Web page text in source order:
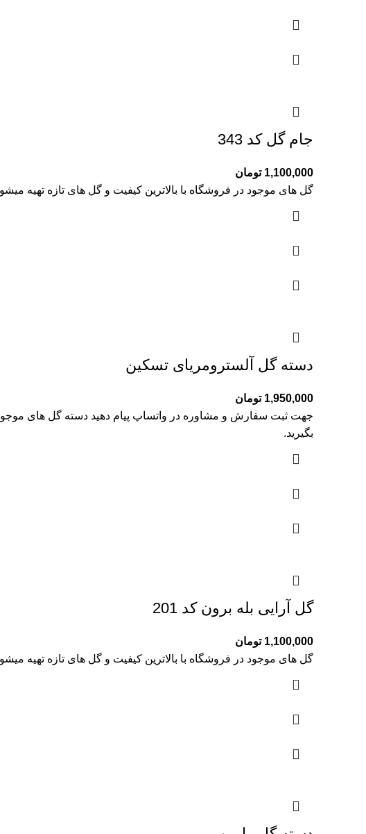
جام گل کد 343
1,100,000 تومان
گل های موجود در فروشگاه با بالاترین کیفیت و گل های تازه تهیه
دسته گل آلسترومریای تسکین
1,950,000 تومان
جهت ثبت سفارش و مشاوره در واتساپ پیام دهید دسته گل های
بگیرید.
گل آرایی بله برون کد 201
1,100,000 تومان
گل های موجود در فروشگاه با بالاترین کیفیت و گل های تازه تهیه